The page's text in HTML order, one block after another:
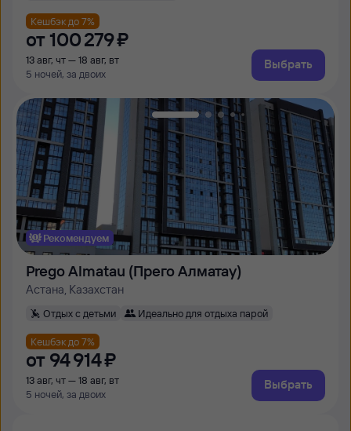
Кешбэк до 7%
от 100 ⁠279 ⁠₽
13 авг, чт — 18 авг, вт
5 ночей, за двоих
Выбрать
Рекомендуем
Prego Almatau (Прего Алматау)
Астана, Казахстан
Отдых с детьми Идеально для отдыха парой
Кешбэк до 7%
от 94 ⁠914 ⁠₽
13 авг, чт — 18 авг, вт
5 ночей, за двоих
Выбрать